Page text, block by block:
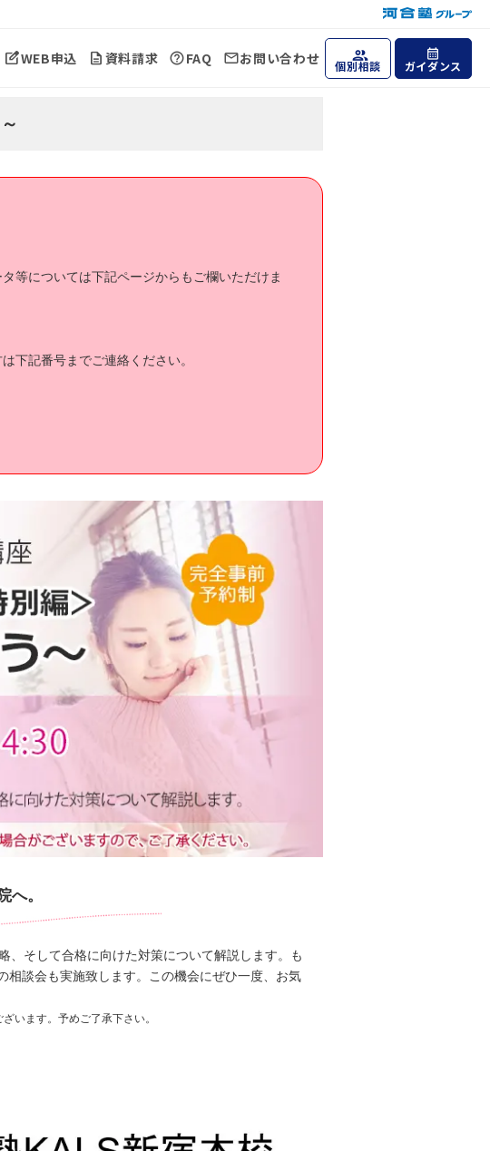
WEB申込 資料請求 FAQ お問い合わせ 個別相談 ガイダンス
等については下記ページからもご欄いただけま
下記番号までご連絡ください。
へ。
、そして合格に向けた対策について解説します。も
相談会も実施致します。この機会にぜひ一度、お気
います。予めご了承下さい。